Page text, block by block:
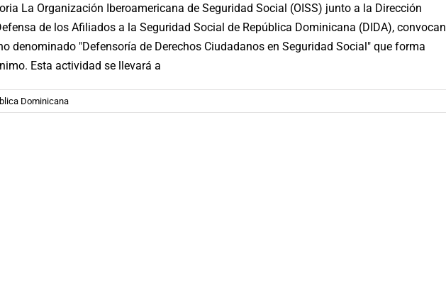
La Organización Iberoamericana de Seguridad Social (OISS) junto a la Dirección
de los Afiliados a la Seguridad Social de República Dominicana (DIDA), convocan
denominado "Defensoría de Derechos Ciudadanos en Seguridad Social" que forma
Esta actividad se llevará a
Dominicana